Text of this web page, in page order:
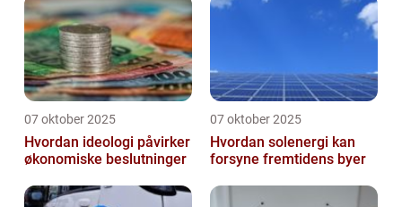
07 oktober 2025
Hvordan ideologi påvirker
økonomiske beslutninger
07 oktober 2025
Hvordan solenergi kan
forsyne fremtidens byer